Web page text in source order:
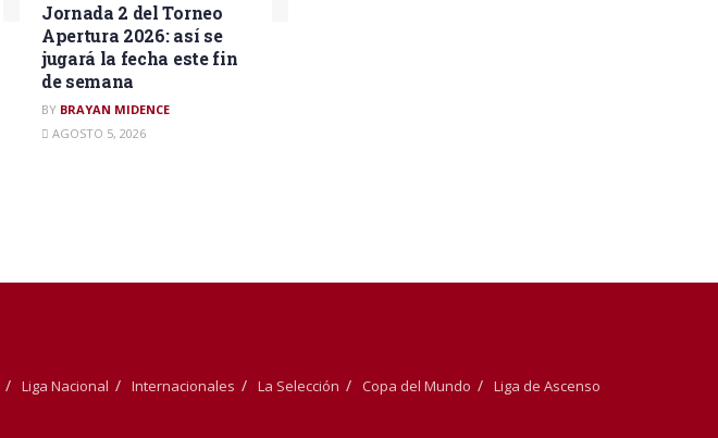
Jornada 2 del Torneo
Apertura 2026: así se
jugará la fecha este fin
de semana
BY BRAYAN MIDENCE
AGOSTO 5, 2026
Liga Nacional Internacionales La Selección Copa del Mundo Liga de Ascenso